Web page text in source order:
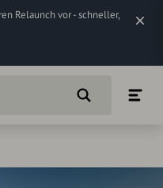
Relaunch vor - schneller,